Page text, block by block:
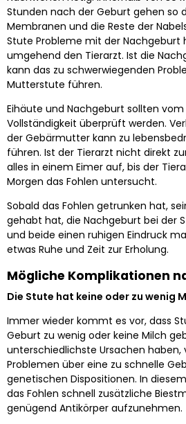
Stunden nach der Geburt gehen so
Membranen und die Reste der
Stute Probleme mit der Nachgeburt
umgehend den Tierarzt. Ist die
kann das zu schwerwiegenden
Mutterstute führen.
Eihäute und Nachgeburt sollten
Vollständigkeit überprüft werden.
der Gebärmutter kann zu
führen. Ist der Tierarzt nicht direkt
alles in einem Eimer auf, bis der
Morgen das Fohlen untersucht.
Sobald das Fohlen getrunken hat,
gehabt hat, die Nachgeburt bei der
und beide einen ruhigen Eindruck
etwas Ruhe und Zeit zur Erholung.
Mögliche Komplikationen
Die Stute hat keine oder zu wenig
Immer wieder kommt es vor, dass
Geburt zu wenig oder keine Milch
unterschiedlichste Ursachen
Problemen über eine zu schnelle
genetischen Dispositionen. In
das Fohlen schnell zusätzliche
genügend Antikörper aufzunehmen.